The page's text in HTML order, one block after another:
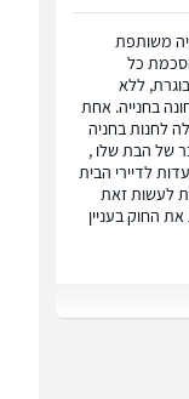
חניה משותפת
בהסכמת כל
אחת מבוגרת, ללא
בחנייה. אחת
לחנות בחניה
של הבת שלו ,
לדיירי הבית
לעשות זאת
החוק בעניין